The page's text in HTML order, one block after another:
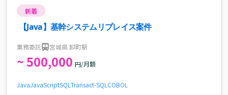
新着
【Java】基幹システムリプレイス案件
業務委託 宮城県 卸町駅
~ 500,000 円/月額
JavaJavaScriptSQL Transact-SQL COBOL